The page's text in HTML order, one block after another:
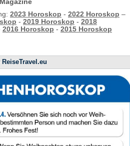
2023 Horoskop - 2022 Horoskop –
- 2019 Horoskop - 2018
2016 Horoskop - 2015 Horoskop